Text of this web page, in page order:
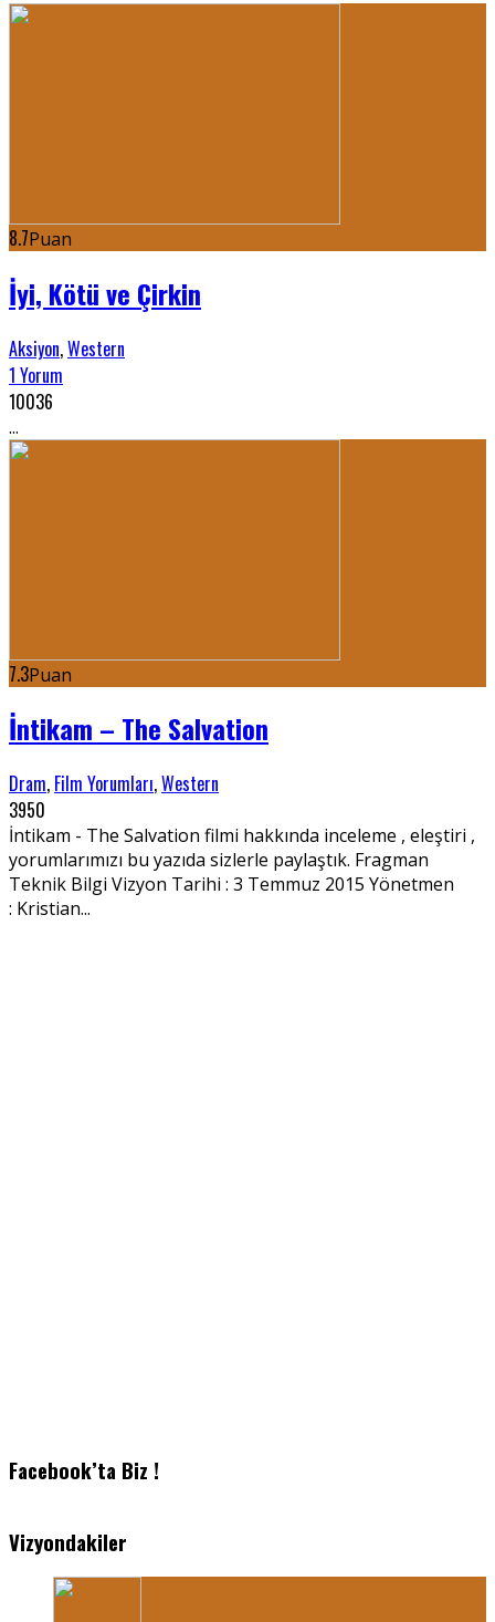
8.7Puan
İyi, Kötü ve Çirkin
Aksiyon,Western
1 Yorum
10036
...
7.3Puan
İntikam – The Salvation
Dram, Film Yorumları,Western
3950
İntikam - The Salvation filmi hakkında inceleme , eleştiri ,
yorumlarımızı bu yazıda sizlerle paylaştık. Fragman
Teknik Bilgi Vizyon Tarihi : 3 Temmuz 2015 Yönetmen
: Kristian...
Facebook’ta Biz !
Vizyondakiler